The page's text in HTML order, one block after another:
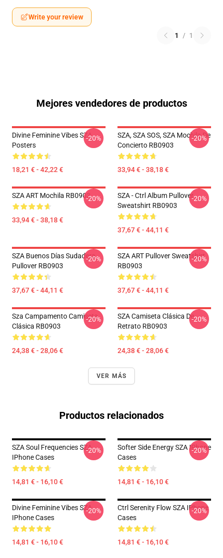
Write your review
1 / 1
Mejores vendedores de productos
Divine Feminine Vibes SZA
Posters
18,21 € - 42,22 €
-20%
SZA, SZA SOS, SZA Mochila De
Concierto RB0903
33,94 € - 38,18 €
-20%
SZA ART Mochila RB0903
33,94 € - 38,18 €
-20%
SZA - Ctrl Album Pullover
Sweatshirt RB0903
37,67 € - 44,11 €
-20%
SZA Buenos Días Sudadera
Pullover RB0903
37,67 € - 44,11 €
-20%
SZA ART Pullover Sweatshirt
RB0903
37,67 € - 44,11 €
-20%
Sza Campamento Camiseta
Clásica RB0903
24,38 € - 28,06 €
-20%
SZA Camiseta Clásica De
Retrato RB0903
24,38 € - 28,06 €
-20%
VER MÁS
Productos relacionados
SZA Soul Frequencies SZA
IPhone Cases
14,81 € - 16,10 €
-20%
Softer Side Energy SZA IPhone
Cases
14,81 € - 16,10 €
-20%
Divine Feminine Vibes SZA
IPhone Cases
14,81 € - 16,10 €
-20%
Ctrl Serenity Flow SZA IPhone
Cases
14,81 € - 16,10 €
-20%